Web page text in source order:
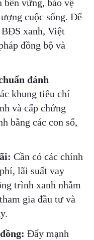
vững, bảo vệ
cuộc sống. Để
xanh, Việt
đồng bộ và
đánh
khung tiêu chí
và cấp chứng
bằng các con số,
Cần có các chính
lãi suất vay
trình xanh nhằm
gia đầu tư và
Đẩy mạnh